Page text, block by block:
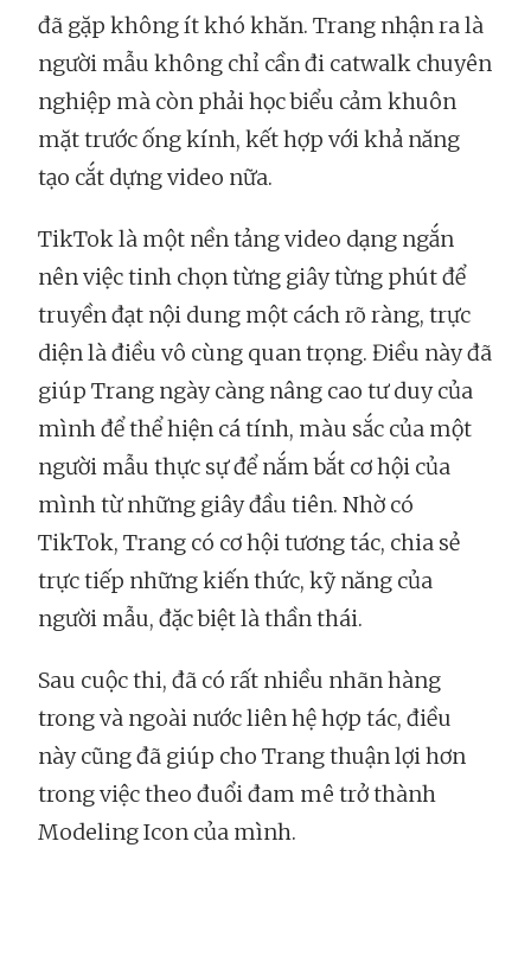
đã gặp không ít khó khăn. Trang nhận ra là
người mẫu không chỉ cần đi catwalk chuyên
nghiệp mà còn phải học biểu cảm khuôn
mặt trước ống kính, kết hợp với khả năng
tạo cắt dựng video nữa.
TikTok là một nền tảng video dạng ngắn
nên việc tinh chọn từng giây từng phút để
truyền đạt nội dung một cách rõ ràng, trực
diện là điều vô cùng quan trọng. Điều này đã
giúp Trang ngày càng nâng cao tư duy của
mình để thể hiện cá tính, màu sắc của một
người mẫu thực sự để nắm bắt cơ hội của
mình từ những giây đầu tiên. Nhờ có
TikTok, Trang có cơ hội tương tác, chia sẻ
trực tiếp những kiến thức, kỹ năng của
người mẫu, đặc biệt là thần thái.
Sau cuộc thi, đã có rất nhiều nhãn hàng
trong và ngoài nước liên hệ hợp tác, điều
này cũng đã giúp cho Trang thuận lợi hơn
trong việc theo đuổi đam mê trở thành
Modeling Icon của mình.